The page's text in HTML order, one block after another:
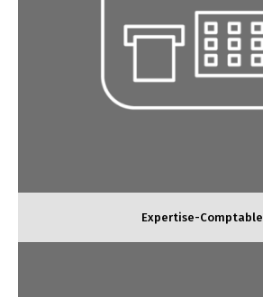
Expertise-Comptable